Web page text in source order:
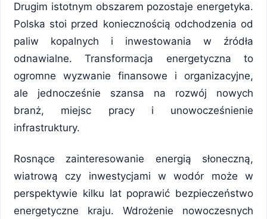
Drugim istotnym obszarem pozostaje energetyka.
Polska stoi przed koniecznością odchodzenia od
paliw kopalnych i inwestowania w źródła
odnawialne. Transformacja energetyczna to
ogromne wyzwanie finansowe i organizacyjne,
ale jednocześnie szansa na rozwój nowych
branż, miejsc pracy i unowocześnienie
infrastruktury.
Rosnące zainteresowanie energią słoneczną,
wiatrową czy inwestycjami w wodór może w
perspektywie kilku lat poprawić bezpieczeństwo
energetyczne kraju. Wdrożenie nowoczesnych